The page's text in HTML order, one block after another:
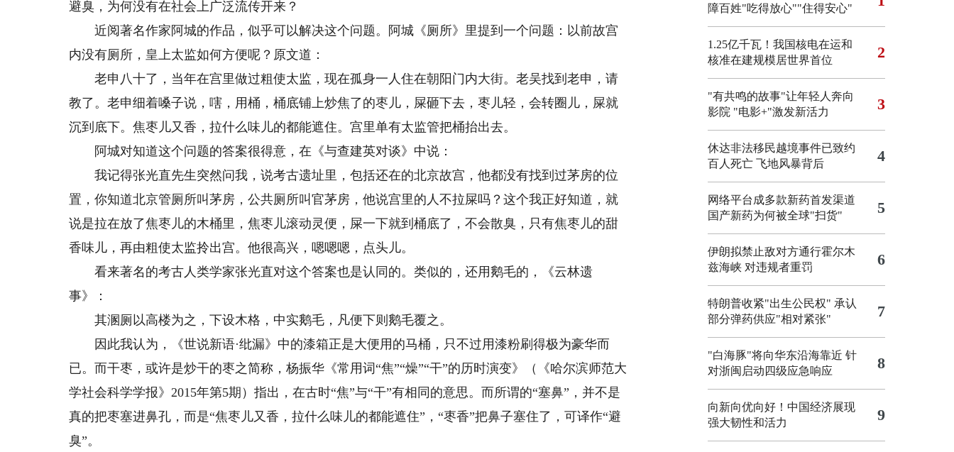
避臭，为何没有在社会上广泛流传开来？
近阅著名作家阿城的作品，似乎可以解决这个问题。阿城《厕所》里提到一个问题：以前故宫
内没有厕所，皇上太监如何方便呢？原文道：
老申八十了，当年在宫里做过粗使太监，现在孤身一人住在朝阳门内大街。老吴找到老申，请
教了。老申细着嗓子说，嗐，用桶，桶底铺上炒焦了的枣儿，屎砸下去，枣儿轻，会转圈儿，屎就
沉到底下。焦枣儿又香，拉什么味儿的都能遮住。宫里单有太监管把桶抬出去。
阿城对知道这个问题的答案很得意，在《与查建英对谈》中说：
我记得张光直先生突然问我，说考古遗址里，包括还在的北京故宫，他都没有找到过茅房的位
置，你知道北京管厕所叫茅房，公共厕所叫官茅房，他说宫里的人不拉屎吗？这个我正好知道，就
说是拉在放了焦枣儿的木桶里，焦枣儿滚动灵便，屎一下就到桶底了，不会散臭，只有焦枣儿的甜
香味儿，再由粗使太监拎出宫。他很高兴，嗯嗯嗯，点头儿。
看来著名的考古人类学家张光直对这个答案也是认同的。类似的，还用鹅毛的，《云林遗
事》：
其溷厕以高楼为之，下设木格，中实鹅毛，凡便下则鹅毛覆之。
因此我认为，《世说新语·纰漏》中的漆箱正是大便用的马桶，只不过用漆粉刷得极为豪华而
已。而干枣，或许是炒干的枣之简称，杨振华《常用词“焦”“燥”“干”的历时演变》（《哈尔滨师范大
学社会科学学报》2015年第5期）指出，在古时“焦”与“干”有相同的意思。而所谓的“塞鼻”，并不是
真的把枣塞进鼻孔，而是“焦枣儿又香，拉什么味儿的都能遮住”，“枣香”把鼻子塞住了，可译作“避
臭”。
障百姓"吃得放心""住得安心"
1.25亿千瓦！我国核电在运和
核准在建规模居世界首位
2
"有共鸣的故事"让年轻人奔向
影院 "电影+"激发新活力 3
休达非法移民越境事件已致约
百人死亡 飞地风暴背后 4
网络平台成多款新药首发渠道
国产新药为何被全球"扫货"
5
伊朗拟禁止敌对方通行霍尔木
兹海峡 对违规者重罚
6
特朗普收紧"出生公民权" 承认
部分弹药供应"相对紧张"
7
"白海豚"将向华东沿海靠近 针
对浙闽启动四级应急响应
8
向新向优向好！中国经济展现
强大韧性和活力
9